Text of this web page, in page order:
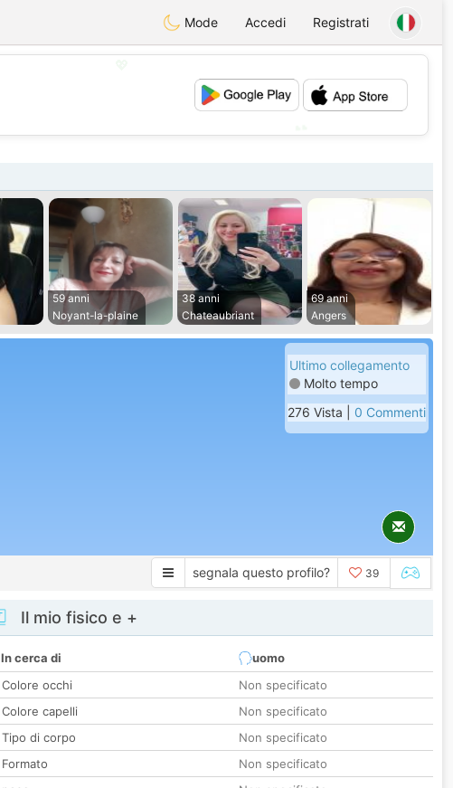
Mode Accedi Registrati
59 anni
Noyant-la-plaine
38 anni
Chateaubriant
69 anni
Angers
Ultimo collegamento
Molto tempo
276 Vista | 0 Commenti
segnala questo profilo? 39
Il mio fisico e +
In cerca di
uomo
Colore occhi
Non specificato
Colore capelli
Non specificato
Tipo di corpo
Non specificato
Formato
Non specificato